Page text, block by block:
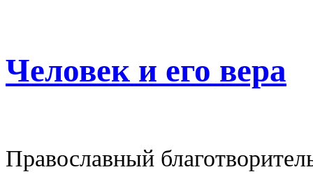
Человек и его вера
Православный